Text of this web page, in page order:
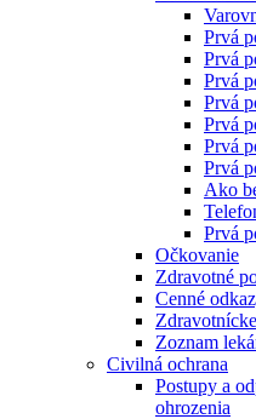
Prvá
Prvá
Prvá
Prvá
Prvá
Prvá
Prvá
Ako
Prvá
Očkovanie
Zdravotné
Cenné
Zoznam
Civilná ochrana
Postupy a
ohrozenia